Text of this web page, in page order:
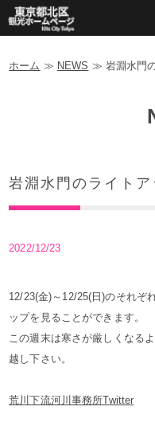
ホーム ≫ NEWS ≫ 岩淵水門
岩淵水門のライト
2022/12/23
12/23(金)～12/25(日)のそれぞ
ップを見ることができます。
この週末は寒さが厳しくなる
越し下さい。
荒川下流河川事務所Twitter